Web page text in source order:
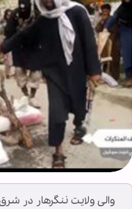
والی ولایت ننگرهار در